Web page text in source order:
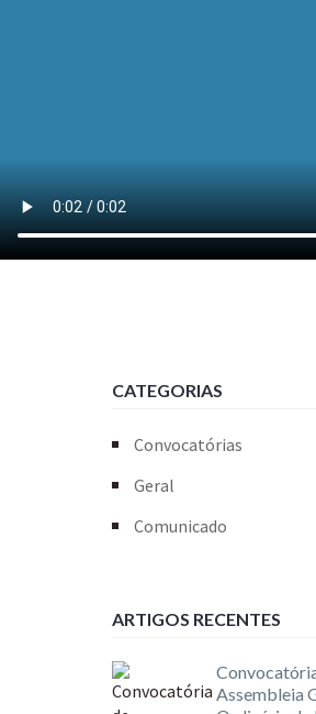
CATEGORIAS
Convocatórias
Geral
Comunicado
ARTIGOS RECENTES
Assembleia